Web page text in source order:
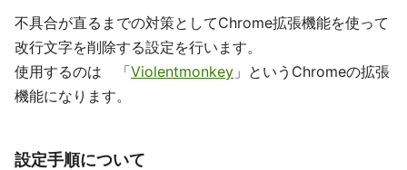
不具合が直るまでの対策としてChrome拡張機能を使って
改行文字を削除する設定を行います。
使用するのは 「Violentmonkey 」というChromeの拡張
機能になります。
設定手順について